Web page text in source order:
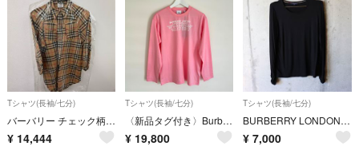
Tシャツ(長袖/七分)
バーバリー チェック柄シャツ 10Y 140cm ベージュ系
¥ 14,444
Tシャツ(長袖/七分)
〈新品タグ付き〉Burberry ロゴ 長袖 ロンT オーバーサイズ ピンク
¥ 19,800
Tシャツ(長袖/七分)
BURBERRY LONDON ブラックレーヨンシャツ
¥ 7,000